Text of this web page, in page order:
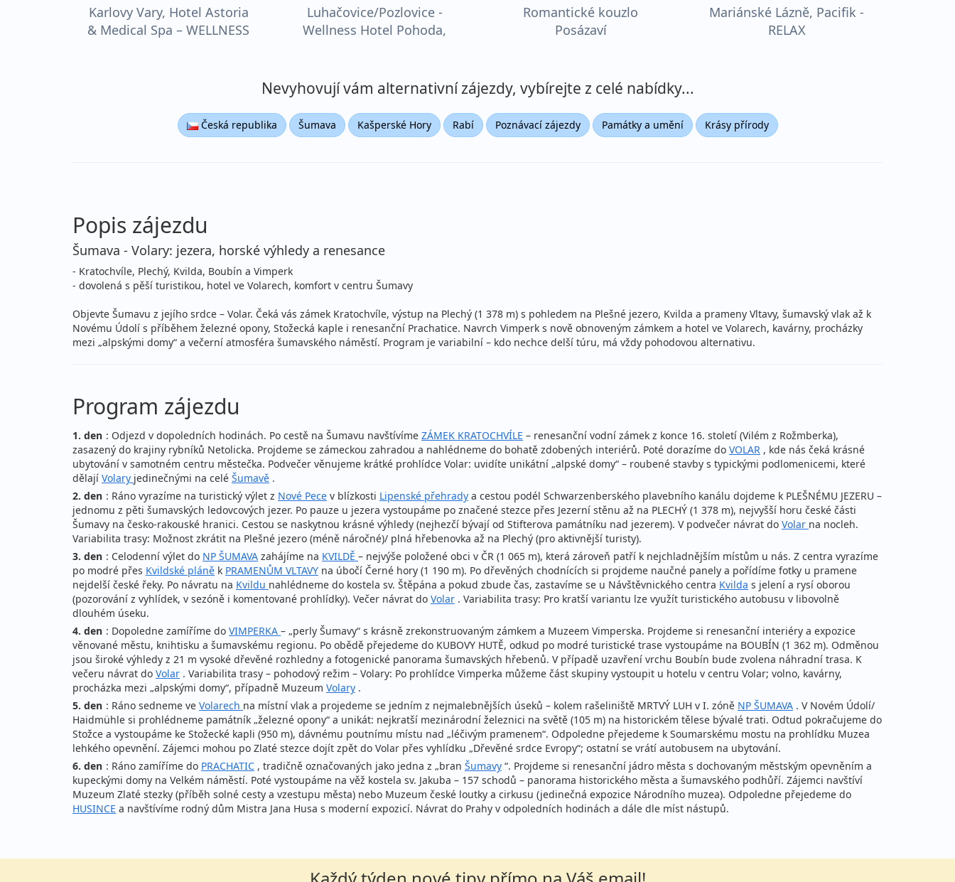
Karlovy Vary, Hotel Astoria
& Medical Spa – WELLNESS
Luhačovice/Pozlovice -
Wellness Hotel Pohoda,
Romantické kouzlo
Posázaví
Mariánské Lázně, Pacifik -
RELAX
Nevyhovují vám alternativní zájezdy, vybírejte z celé nabídky...
Česká republika Šumava Kašperské Hory Rabí Poznávací zájezdy Památky a umění Krásy přírody
Popis zájezdu
Šumava - Volary: jezera, horské výhledy a renesance
- Kratochvíle, Plechý, Kvilda, Boubín a Vimperk
- dovolená s pěší turistikou, hotel ve Volarech, komfort v centru Šumavy
Objevte Šumavu z jejího srdce – Volar. Čeká vás zámek Kratochvíle, výstup na Plechý (1 378 m) s pohledem na Plešné jezero, Kvilda a prameny Vltavy, šumavský vlak až k
Novému Údolí s příběhem železné opony, Stožecká kaple i renesanční Prachatice. Navrch Vimperk s nově obnoveným zámkem a hotel ve Volarech, kavárny, procházky
mezi „alpskými domy“ a večerní atmosféra šumavského náměstí. Program je variabilní – kdo nechce delší túru, má vždy pohodovou alternativu.
Program zájezdu
1. den : Odjezd v dopoledních hodinách. Po cestě na Šumavu navštívíme ZÁMEK KRATOCHVÍLE – renesanční vodní zámek z konce 16. století (Vilém z Rožmberka),
zasazený do krajiny rybníků Netolicka. Projdeme se zámeckou zahradou a nahlédneme do bohatě zdobených interiérů. Poté dorazíme do VOLAR , kde nás čeká krásné
ubytování v samotném centru městečka. Podvečer věnujeme krátké prohlídce Volar: uvidíte unikátní „alpské domy“ – roubené stavby s typickými podlomenicemi, které
dělají Volary jedinečnými na celé Šumavě .
2. den : Ráno vyrazíme na turistický výlet z Nové Pece v blízkosti Lipenské přehrady a cestou podél Schwarzenberského plavebního kanálu dojdeme k PLEŠNÉMU JEZERU –
jednomu z pěti šumavských ledovcových jezer. Po pauze u jezera vystoupáme po značené stezce přes Jezerní stěnu až na PLECHÝ (1 378 m), nejvyšší horu české části
Šumavy na česko-rakouské hranici. Cestou se naskytnou krásné výhledy (nejhezčí bývají od Stifterova památníku nad jezerem). V podvečer návrat do Volar na nocleh.
Variabilita trasy: Možnost zkrátit na Plešné jezero (méně náročné)/ plná hřebenovka až na Plechý (pro aktivnější turisty).
3. den : Celodenní výlet do NP ŠUMAVA zahájíme na KVILDĚ – nejvýše položené obci v ČR (1 065 m), která zároveň patří k nejchladnějším místům u nás. Z centra vyrazíme
po modré přes Kvildské pláně k PRAMENŮM VLTAVY na úbočí Černé hory (1 190 m). Po dřevěných chodnících si projdeme naučné panely a pořídíme fotky u pramene
nejdelší české řeky. Po návratu na Kvildu nahlédneme do kostela sv. Štěpána a pokud zbude čas, zastavíme se u Návštěvnického centra Kvilda s jelení a rysí oborou
(pozorování z vyhlídek, v sezóně i komentované prohlídky). Večer návrat do Volar . Variabilita trasy: Pro kratší variantu lze využít turistického autobusu v libovolně
dlouhém úseku.
4. den : Dopoledne zamíříme do VIMPERKA – „perly Šumavy“ s krásně zrekonstruovaným zámkem a Muzeem Vimperska. Projdeme si renesanční interiéry a expozice
věnované městu, knihtisku a šumavskému regionu. Po obědě přejedeme do KUBOVY HUTĚ, odkud po modré turistické trase vystoupáme na BOUBÍN (1 362 m). Odměnou
jsou široké výhledy z 21 m vysoké dřevěné rozhledny a fotogenické panorama šumavských hřebenů. V případě uzavření vrchu Boubín bude zvolena náhradní trasa. K
večeru návrat do Volar . Variabilita trasy – pohodový režim – Volary: Po prohlídce Vimperka můžeme část skupiny vystoupit u hotelu v centru Volar; volno, kavárny,
procházka mezi „alpskými domy“, případně Muzeum Volary .
5. den : Ráno sedneme ve Volarech na místní vlak a projedeme se jedním z nejmalebnějších úseků – kolem rašeliniště MRTVÝ LUH v I. zóně NP ŠUMAVA . V Novém Údolí/
Haidmühle si prohlédneme památník „železné opony“ a unikát: nejkratší mezinárodní železnici na světě (105 m) na historickém tělese bývalé trati. Odtud pokračujeme do
Stožce a vystoupáme ke Stožecké kapli (950 m), dávnému poutnímu místu nad „léčivým pramenem“. Odpoledne přejedeme k Soumarskému mostu na prohlídku Muzea
lehkého opevnění. Zájemci mohou po Zlaté stezce dojít zpět do Volar přes vyhlídku „Dřevěné srdce Evropy“; ostatní se vrátí autobusem na ubytování.
6. den : Ráno zamíříme do PRACHATIC , tradičně označovaných jako jedna z „bran Šumavy “. Projdeme si renesanční jádro města s dochovaným městským opevněním a
kupeckými domy na Velkém náměstí. Poté vystoupáme na věž kostela sv. Jakuba – 157 schodů – panorama historického města a šumavského podhůří. Zájemci navštíví
Muzeum Zlaté stezky (příběh solné cesty a vzestupu města) nebo Muzeum české loutky a cirkusu (jedinečná expozice Národního muzea). Odpoledne přejedeme do
HUSINCE a navštívíme rodný dům Mistra Jana Husa s moderní expozicí. Návrat do Prahy v odpoledních hodinách a dále dle míst nástupů.